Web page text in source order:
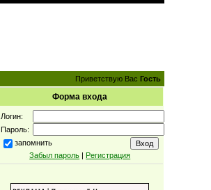
Приветствую Вас Гость
Форма входа
Логин:
Пароль:
запомнить
Забыл пароль | Регистрация